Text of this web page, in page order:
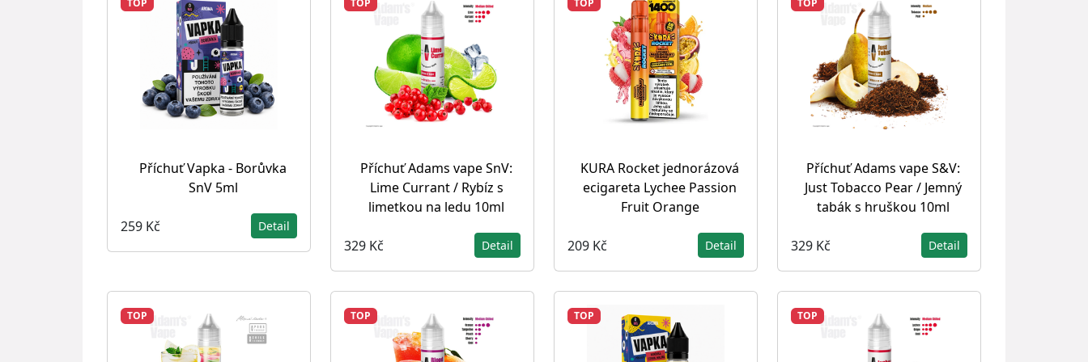
TOP
Příchuť Vapka - Borůvka
SnV 5ml
259 Kč Detail
TOP
Příchuť Adams vape SnV:
Lime Currant / Rybíz s
limetkou na ledu 10ml
329 Kč Detail
TOP
KURA Rocket jednorázová
ecigareta Lychee Passion
Fruit Orange
209 Kč Detail
TOP
Příchuť Adams vape S&V:
Just Tobacco Pear / Jemný
tabák s hruškou 10ml
329 Kč Detail
TOP TOP TOP TOP